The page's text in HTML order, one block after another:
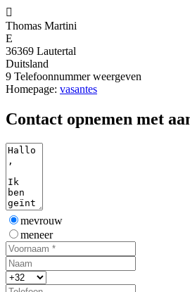

Thomas Martini
E
36369 Lautertal
Duitsland
9 Telefoonnummer weergeven
Homepage: vasantes
Contact opnemen met
mevrouw
meneer